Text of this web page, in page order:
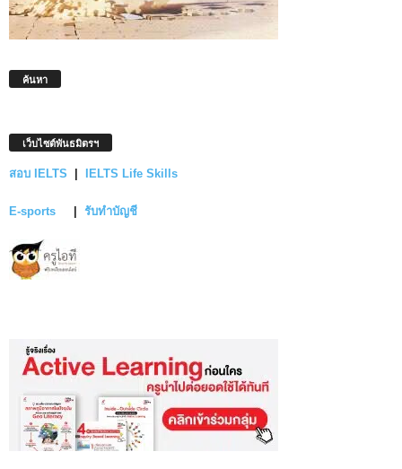
ค้นหา
เว็บไซต์พันธมิตรฯ
สอบ IELTS IELTS Life Skills
E-sports รับทำบัญชี